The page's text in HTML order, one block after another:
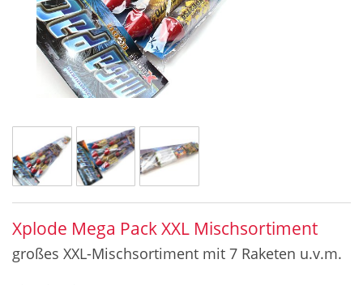
Xplode Mega Pack XXL Mischsortiment
großes XXL-Mischsortiment mit 7 Raketen u.v.m.